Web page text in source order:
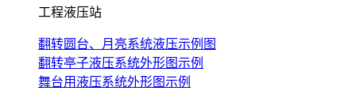
工程液压站
翻转圆台、月亮系统液压示例图
翻转亭子液压系统外形图示例
舞台用液压系统外形图示例